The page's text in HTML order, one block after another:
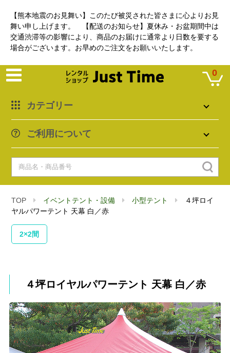
【熊本地震のお見舞い】このたび被災された皆さまに心よりお見
舞い申し上げます。 【配送のお知らせ】夏休み・お盆期間中は
交通渋滞等の影響により、商品のお届けに通常より日数を要する
場合がございます。お早めのご注文をお願いいたします。
カテゴリー
ご利用について
0
TOP イベントテント・設備 小型テント
４坪ロイ
ヤルパワーテント 天幕 白／赤
2×2間
４坪ロイヤルパワーテント 天幕 白／赤